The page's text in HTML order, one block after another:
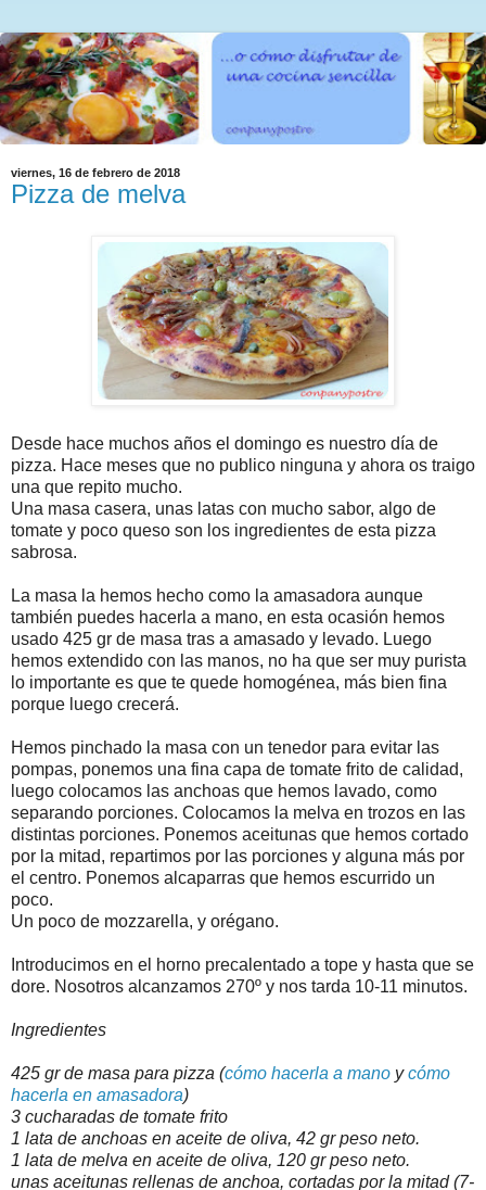
viernes, 16 de febrero de 2018
Pizza de melva
Desde hace muchos años el domingo es nuestro día de
pizza. Hace meses que no publico ninguna y ahora os traigo
una que repito mucho.
Una masa casera, unas latas con mucho sabor, algo de
tomate y poco queso son los ingredientes de esta pizza
sabrosa.
La masa la hemos hecho como la amasadora aunque
también puedes hacerla a mano, en esta ocasión hemos
usado 425 gr de masa tras a amasado y levado. Luego
hemos extendido con las manos, no ha que ser muy purista
lo importante es que te quede homogénea, más bien fina
porque luego crecerá.
Hemos pinchado la masa con un tenedor para evitar las
pompas, ponemos una fina capa de tomate frito de calidad,
luego colocamos las anchoas que hemos lavado, como
separando porciones. Colocamos la melva en trozos en las
distintas porciones. Ponemos aceitunas que hemos cortado
por la mitad, repartimos por las porciones y alguna más por
el centro. Ponemos alcaparras que hemos escurrido un
poco.
Un poco de mozzarella, y orégano.
Introducimos en el horno precalentado a tope y hasta que se
dore. Nosotros alcanzamos 270º y nos tarda 10-11 minutos.
Ingredientes
425 gr de masa para pizza (cómo hacerla a mano ycómo
hacerla en amasadora)
3 cucharadas de tomate frito
1 lata de anchoas en aceite de oliva, 42 gr peso neto.
1 lata de melva en aceite de oliva, 120 gr peso neto.
unas aceitunas rellenas de anchoa, cortadas por la mitad (7-